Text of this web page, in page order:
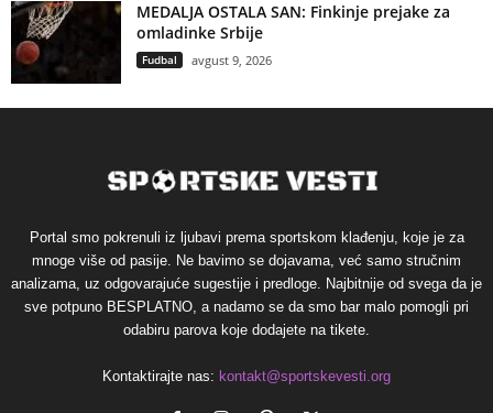
MEDALJA OSTALA SAN: Finkinje prejake za
omladinke Srbije
Fudbal avgust 9, 2026
Portal smo pokrenuli iz ljubavi prema sportskom klađenju, koje je za
mnoge više od pasije. Ne bavimo se dojavama, već samo stručnim
analizama, uz odgovarajuće sugestije i predloge. Najbitnije od svega da je
sve potpuno BESPLATNO, a nadamo se da smo bar malo pomogli pri
odabiru parova koje dodajete na tikete.
Kontaktirajte nas: kontakt@sportskevesti.org